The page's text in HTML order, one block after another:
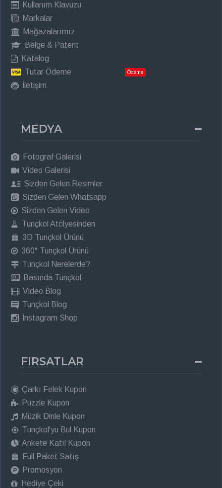
Kullanım Klavuzu
Markalar
Mağazalarımız
Belge & Patent
Katalog
Tutar Ödeme
Ödeme
İletişim
MEDYA
Fotograf Galerisi
Video Galerisi
Sizden Gelen Resimler
Sizden Gelen Whatsapp
Sizden Gelen Video
Tunçkol Atölyesinden
3D Tunçkol Ürünü
360° Tunçkol Ürünü
Tunçkol Nerelerde?
Basında Tunçkol
Video Blog
Tunçkol Blog
İnstagram Shop
FIRSATLAR
Çarkı Felek Kupon
Puzzle Kupon
Müzik Dinle Kupon
Tunçkol'yu Bul Kupon
Ankete Katıl Kupon
Full Paket Satış
Promosyon
Hediye Çeki